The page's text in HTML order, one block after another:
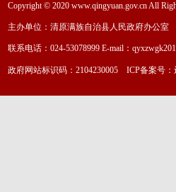
Copyright © 2020 www.qingyuan.gov.cn All
主办单位：清原满族自治县人民政府办公室
联系电话：024-53078999 E-mail：
政府网站标识码：2104230005 ICP备案号：